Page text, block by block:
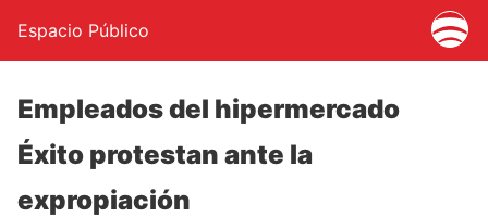
Espacio Público
Empleados del hipermercado
Éxito protestan ante la
expropiación